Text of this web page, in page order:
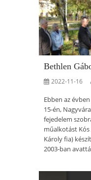
Bethlen
2022-11-16
Ebben az
15-én,
fejedelem
műalkotást Kós
Károly fia)
2003-ban